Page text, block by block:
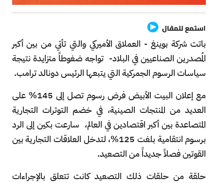
استمع للمقال
باتت شركة بوينغ - العملاق الأميركي والتي تأتي من بين أكبر
المُصدرين الصناعيين في البلاد- تواجه ضغوطاً متزايدة نتيجة
سياسات الرسوم الجمركية التي يتبعها الرئيس دونالد ترامب.
مع إعلان البيت الأبيض فرض رسوم تصل إلى 145% على
العديد من المنتجات الصينية، في خضم التوترات التجارية
المتصاعدة بين أكبر اقتصادين في العالم، سارعت بكين إلى الرد
برسوم انتقامية بلغت 125%، لتدخل العلاقات التجارية بين
القوتين فصلاً جديداً من التصعيد.
حلقة من حلقات ذلك التصعيد كانت تتعلق بالإجراءات